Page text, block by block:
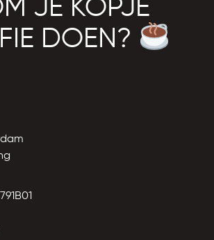
JE KOPJE
DOEN?